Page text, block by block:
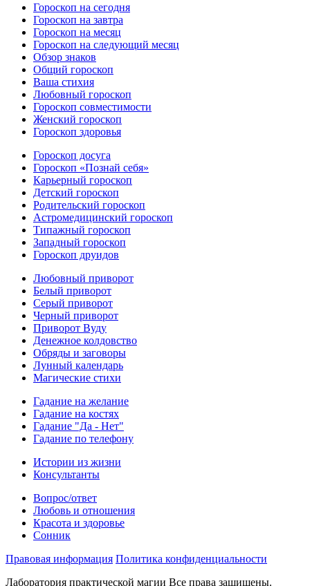
Гороскоп на сегодня
Гороскоп на завтра
Гороскоп на месяц
Гороскоп на следующий месяц
Обзор знаков
Общий гороскоп
Ваша стихия
Любовный гороскоп
Гороскоп совместимости
Женский гороскоп
Гороскоп здоровья
Гороскоп досуга
Гороскоп «Познай себя»
Карьерный гороскоп
Детский гороскоп
Родительский гороскоп
Астромедицинский гороскоп
Типажный гороскоп
Западный гороскоп
Гороскоп друидов
Любовный приворот
Белый приворот
Серый приворот
Черный приворот
Приворот Вуду
Денежное колдовство
Обряды и заговоры
Лунный календарь
Магические стихи
Гадание на желание
Гадание на костях
Гадание "Да - Нет"
Гадание по телефону
Истории из жизни
Консультанты
Вопрос/ответ
Любовь и отношения
Красота и здоровье
Сонник
Правовая информация Политика конфиденциальности
Лаборатория практической магии Все права защищены.